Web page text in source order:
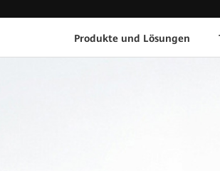
Produkte und Lösungen